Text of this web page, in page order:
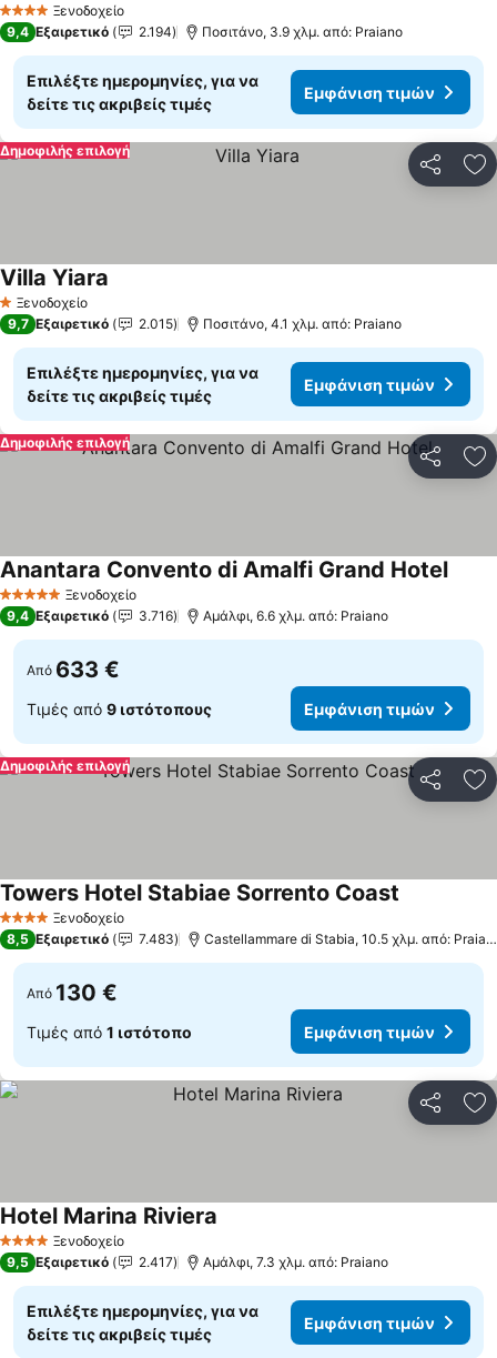
4 ΑστέριαΞενοδοχείο
9,4 Εξαιρετικό 2.194 Ποσιτάνο, 3.9 χλμ. από: Praiano
Επιλέξτε ημερομηνίες, για να
δείτε τις ακριβείς τιμές
Εμφάνιση τιμών
Δημοφιλής επιλογή
1 Αστέρια
Ξενοδοχείο
Villa Yiara
9,7 Εξαιρετικό 2.015 Ποσιτάνο, 4.1 χλμ. από: Praiano
Επιλέξτε ημερομηνίες, για να
δείτε τις ακριβείς τιμές
Εμφάνιση τιμών
Δημοφιλής επιλογή
5 Αστέρια Ξενοδοχείο
Anantara Convento di Amalfi Grand Hotel
9,4 Εξαιρετικό 3.716 Αμάλφι, 6.6 χλμ. από: Praiano
Από 633 €
Τιμές από 9 ιστότοπους Εμφάνιση τιμών
Δημοφιλής επιλογή
4 ΑστέριαΞενοδοχείο
Towers Hotel Stabiae Sorrento Coast
8,5 Εξαιρετικό 7.483 Castellammare di Stabia, 10.5 χλμ. από: Praiano
Από 130 €
Τιμές από 1 ιστότοπο Εμφάνιση τιμών
4 ΑστέριαΞενοδοχείο
Hotel Marina Riviera
9,5 Εξαιρετικό 2.417 Αμάλφι, 7.3 χλμ. από: Praiano
Επιλέξτε ημερομηνίες, για να
δείτε τις ακριβείς τιμές
Εμφάνιση τιμών